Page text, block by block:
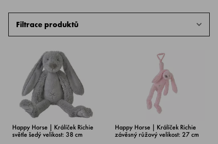
Filtrace produktů
Happy Horse | Králíček Richie
světle šedý velikost: 38 cm
Happy Horse | Králíček Richie
závěsný růžový velikost: 27 cm